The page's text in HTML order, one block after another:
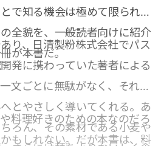
で知る機会は極めて限られて
全貌を、一般読者向けに紹介
が本書だ。
り、日清製粉株式会社でパス
発に携わっていた著者による
文ごとに無駄がなく、それで
とやさしく導いてくれる。あ
ろん、その素材である小麦や
料理好きのための本なのだろ
もしれない。だが本書は、料